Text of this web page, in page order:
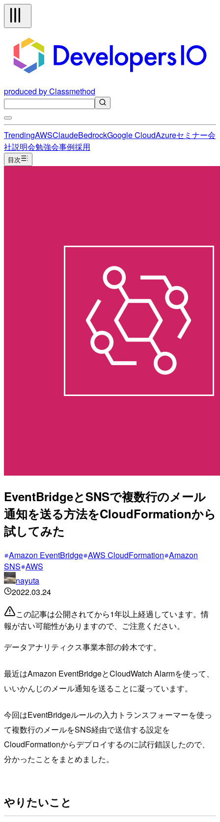
produced by Classmethod
TrendingAWSClaudeBedrockGoogle CloudAzureセミナー会
社説明会勉強会事例採用
目次
EventBridgeとSNSで複数行のメール
通知を送る方法をCloudFormationから
試してみた
Amazon EventBridge AWS CloudFormation Amazon
SNS AWS
nayuta
2022.03.24
この記事は公開されてから1年以上経過しています。情
報が古い可能性がありますので、ご注意ください。
データアナリティクス事業本部の鈴木です。
最近はAmazon EventBridgeとCloudWatch Alarmを使って、
いいかんじのメール通知を送ることに凝っています。
今回はEventBridgeルールの入力トランスフォーマーを使っ
て複数行のメールをSNS経由で送信する設定を
CloudFormationからデプロイするのに試行錯誤したので、
分かったことをまとめました。
やりたいこと